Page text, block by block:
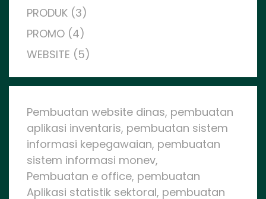
PRODUK (3)
PROMO (4)
WEBSITE (5)
Pembuatan website dinas, pembuatan
aplikasi inventaris, pembuatan sistem
informasi kepegawaian, pembuatan
sistem informasi monev,
Pembuatan e office, pembuatan
Aplikasi statistik sektoral, pembuatan